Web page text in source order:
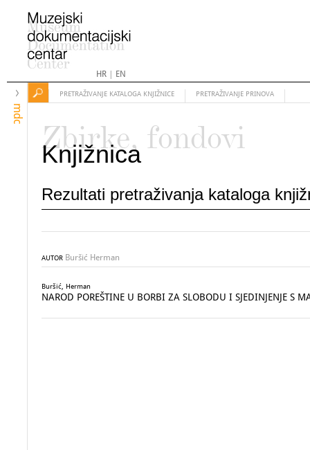
HR| EN
mdc
PRETRAŽIVANJE KATALOGA KNJIŽNICE PRETRAŽIVANJE PRINOVA
Zbirke, fondovi
Knjižnica
Rezultati pretraživanja kataloga
AUTOR Buršić Herman
Buršić, Herman
NAROD POREŠTINE U BORBI ZA SLOBODU I SJEDINJENJE S